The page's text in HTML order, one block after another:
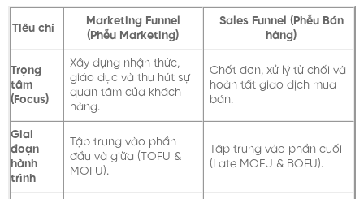
Tiêu chí
Marketing Funnel
(Phễu Marketing)
Sales Funnel (Phễu Bán
hàng)
Trọng
tâm
(Focus)
Xây dựng nhận thức,
giáo dục và thu hút sự
quan tâm của khách
hàng.
Chốt đơn, xử lý từ chối và
hoàn tất giao dịch mua
bán.
Giai
đoạn
hành
trình
Tập trung vào phần
đầu và giữa (TOFU &
MOFU).
Tập trung vào phần cuối
(Late MOFU & BOFU).